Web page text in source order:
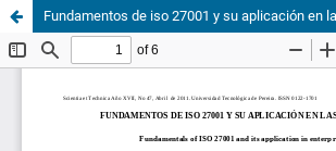
Fundamentos de iso 27001 y su aplicación en